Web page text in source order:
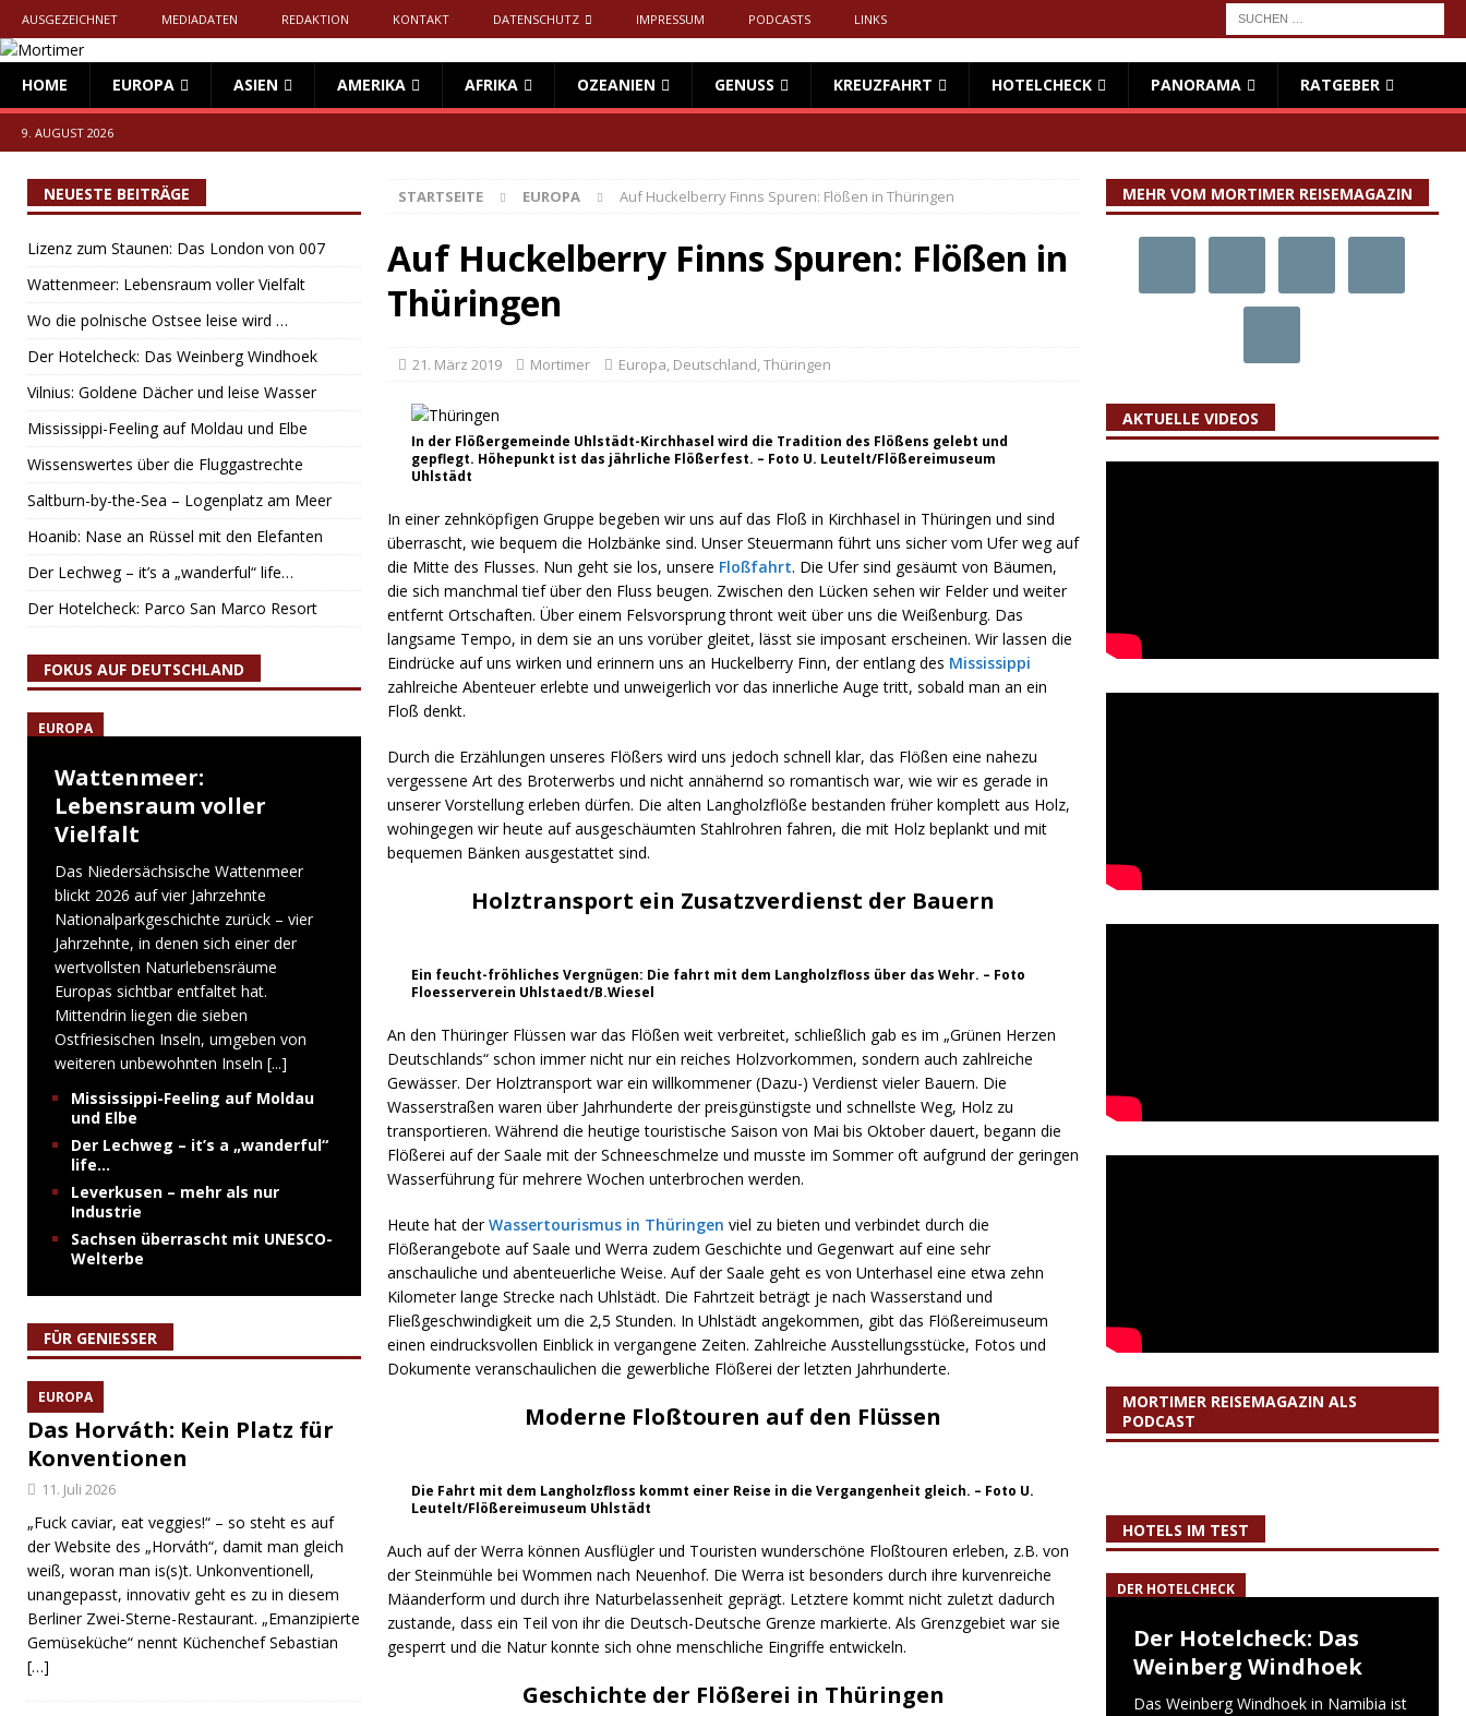
AUSGEZEICHNET MEDIADATEN REDAKTION KONTAKT DATENSCHUTZ IMPRESSUM PODCASTS LINKS
HOME EUROPA ASIEN AMERIKA AFRIKA OZEANIEN GENUSS KREUZFAHRT HOTELCHECK PANORAMA RATGEBER
9. AUGUST 2026
STARTSEITE EUROPA Auf Huckelberry Finns Spuren: Flößen in Thüringen
Auf Huckelberry Finns Spuren: Flößen in
Thüringen
21. März 2019 Mortimer Europa, Deutschland,Thüringen
In der Flößergemeinde Uhlstädt-Kirchhasel wird die Tradition des Flößens gelebt und
gepflegt. Höhepunkt ist das jährliche Flößerfest. – Foto U. Leutelt/Flößereimuseum
Uhlstädt
In einer zehnköpfigen Gruppe begeben wir uns auf das Floß in Kirchhasel in Thüringen und sind
überrascht, wie bequem die Holzbänke sind. Unser Steuermann führt uns sicher vom Ufer weg auf
die Mitte des Flusses. Nun geht sie los, unsere Floßfahrt. Die Ufer sind gesäumt von Bäumen,
die sich manchmal tief über den Fluss beugen. Zwischen den Lücken sehen wir Felder und weiter
entfernt Ortschaften. Über einem Felsvorsprung thront weit über uns die Weißenburg. Das
langsame Tempo, in dem sie an uns vorüber gleitet, lässt sie imposant erscheinen. Wir lassen die
Eindrücke auf uns wirken und erinnern uns an Huckelberry Finn, der entlang des Mississippi
zahlreiche Abenteuer erlebte und unweigerlich vor das innerliche Auge tritt, sobald man an ein
Floß denkt.
Durch die Erzählungen unseres Flößers wird uns jedoch schnell klar, das Flößen eine nahezu
vergessene Art des Broterwerbs und nicht annähernd so romantisch war, wie wir es gerade in
unserer Vorstellung erleben dürfen. Die alten Langholzflöße bestanden früher komplett aus Holz,
wohingegen wir heute auf ausgeschäumten Stahlrohren fahren, die mit Holz beplankt und mit
bequemen Bänken ausgestattet sind.
Holztransport ein Zusatzverdienst der Bauern
Ein feucht-fröhliches Vergnügen: Die fahrt mit dem Langholzfloss über das Wehr. – Foto
Floesserverein Uhlstaedt/B.Wiesel
An den Thüringer Flüssen war das Flößen weit verbreitet, schließlich gab es im „Grünen Herzen
Deutschlands“ schon immer nicht nur ein reiches Holzvorkommen, sondern auch zahlreiche
Gewässer. Der Holztransport war ein willkommener (Dazu-) Verdienst vieler Bauern. Die
Wasserstraßen waren über Jahrhunderte der preisgünstigste und schnellste Weg, Holz zu
transportieren. Während die heutige touristische Saison von Mai bis Oktober dauert, begann die
Flößerei auf der Saale mit der Schneeschmelze und musste im Sommer oft aufgrund der geringen
Wasserführung für mehrere Wochen unterbrochen werden.
Heute hat derWassertourismus in Thüringen viel zu bieten und verbindet durch die
Flößerangebote auf Saale und Werra zudem Geschichte und Gegenwart auf eine sehr
anschauliche und abenteuerliche Weise. Auf der Saale geht es von Unterhasel eine etwa zehn
Kilometer lange Strecke nach Uhlstädt. Die Fahrtzeit beträgt je nach Wasserstand und
Fließgeschwindigkeit um die 2,5 Stunden. In Uhlstädt angekommen, gibt das Flößereimuseum
einen eindrucksvollen Einblick in vergangene Zeiten. Zahlreiche Ausstellungsstücke, Fotos und
Dokumente veranschaulichen die gewerbliche Flößerei der letzten Jahrhunderte.
Moderne Floßtouren auf den Flüssen
Die Fahrt mit dem Langholzfloss kommt einer Reise in die Vergangenheit gleich. – Foto U.
Leutelt/Flößereimuseum Uhlstädt
Auch auf der Werra können Ausflügler und Touristen wunderschöne Floßtouren erleben, z.B. von
der Steinmühle bei Wommen nach Neuenhof. Die Werra ist besonders durch ihre kurvenreiche
Mäanderform und durch ihre Naturbelassenheit geprägt. Letztere kommt nicht zuletzt dadurch
zustande, dass ein Teil von ihr die Deutsch-Deutsche Grenze markierte. Als Grenzgebiet war sie
gesperrt und die Natur konnte sich ohne menschliche Eingriffe entwickeln.
Geschichte der Flößerei in Thüringen
NEUESTE BEITRÄGE
Lizenz zum Staunen: Das London von 007
Wattenmeer: Lebensraum voller Vielfalt
Wo die polnische Ostsee leise wird …
Der Hotelcheck: Das Weinberg Windhoek
Vilnius: Goldene Dächer und leise Wasser
Mississippi-Feeling auf Moldau und Elbe
Wissenswertes über die Fluggastrechte
Saltburn-by-the-Sea – Logenplatz am Meer
Hoanib: Nase an Rüssel mit den Elefanten
Der Lechweg – it’s a „wanderful“ life…
Der Hotelcheck: Parco San Marco Resort
FOKUS AUF DEUTSCHLAND
EUROPA
Wattenmeer:
Lebensraum voller
Vielfalt
Das Niedersächsische Wattenmeer
blickt 2026 auf vier Jahrzehnte
Nationalparkgeschichte zurück – vier
Jahrzehnte, in denen sich einer der
wertvollsten Naturlebensräume
Europas sichtbar entfaltet hat.
Mittendrin liegen die sieben
Ostfriesischen Inseln, umgeben von
weiteren unbewohnten Inseln [...]
Mississippi-Feeling auf Moldau
und Elbe
Der Lechweg – it’s a „wanderful“
life…
Leverkusen – mehr als nur
Industrie
Sachsen überrascht mit UNESCO-
Welterbe
FÜR GENIESSER
EUROPA
Das Horváth: Kein Platz für
Konventionen
11. Juli 2026
„Fuck caviar, eat veggies!“ – so steht es auf
der Website des „Horváth“, damit man gleich
weiß, woran man is(s)t. Unkonventionell,
unangepasst, innovativ geht es zu in diesem
Berliner Zwei-Sterne-Restaurant. „Emanzipierte
Gemüseküche“ nennt Küchenchef Sebastian
[…]
MEHR VOM MORTIMER REISEMAGAZIN
AKTUELLE VIDEOS
MORTIMER REISEMAGAZIN ALS
PODCAST
HOTELS IM TEST
DER HOTELCHECK
Der Hotelcheck: Das
Weinberg Windhoek
Das Weinberg Windhoek in Namibia ist